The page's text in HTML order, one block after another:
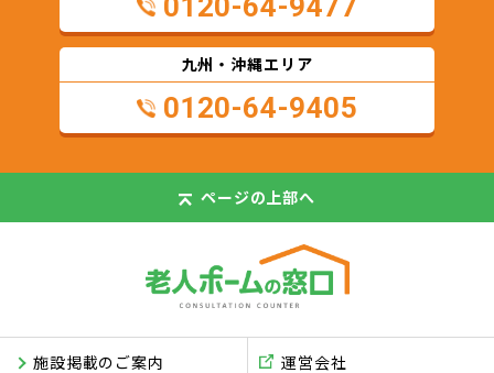
0120-64-9477
九州・沖縄エリア
0120-64-9405
ページの上部へ
施設掲載のご案内 運営会社